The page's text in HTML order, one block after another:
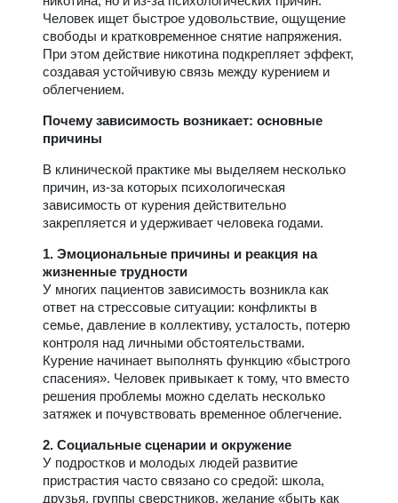
Человек ищет быстрое удовольствие, ощущение
свободы и кратковременное снятие напряжения.
При этом действие никотина подкрепляет эффект,
создавая устойчивую связь между курением и
облегчением.
Почему зависимость возникает: основные
причины
В клинической практике мы выделяем несколько
причин, из-за которых психологическая
зависимость от курения действительно
закрепляется и удерживает человека годами.
1. Эмоциональные причины и реакция на
жизненные трудности
У многих пациентов зависимость возникла как
ответ на стрессовые ситуации: конфликты в
семье, давление в коллективу, усталость, потерю
контроля над личными обстоятельствами.
Курение начинает выполнять функцию «быстрого
спасения». Человек привыкает к тому, что вместо
решения проблемы можно сделать несколько
затяжек и почувствовать временное облегчение.
2. Социальные сценарии и окружение
У подростков и молодых людей развитие
пристрастия часто связано со средой: школа,
друзья, группы сверстников, желание «быть как